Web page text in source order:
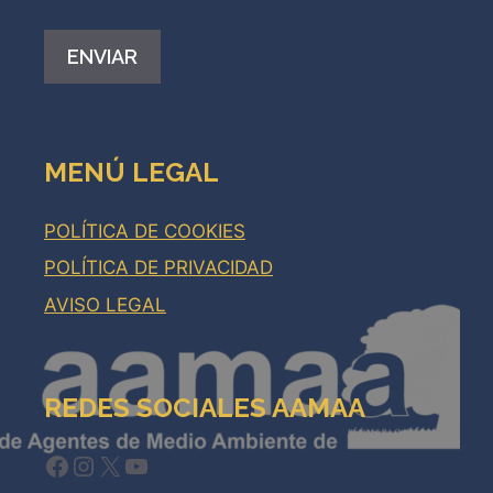
MENÚ LEGAL
POLÍTICA DE COOKIES
POLÍTICA DE PRIVACIDAD
AVISO LEGAL
REDES SOCIALES AAMAA
Facebook
Instagram
X YouTube